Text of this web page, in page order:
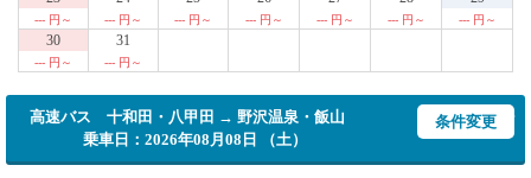
--- 円～ --- 円～ --- 円～ --- 円～ --- 円～ --- 円～ --- 円～
30
--- 円～
31
--- 円～
高速バス 十和田・八甲田 → 野沢温泉・飯山
乗車日：2026年08月08日 （土）
条件変更